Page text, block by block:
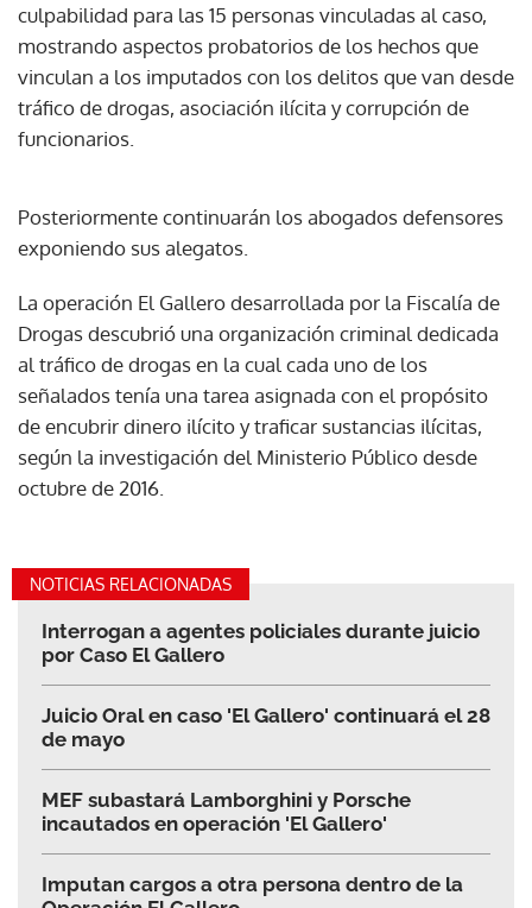
culpabilidad para las 15 personas vinculadas al caso,
mostrando aspectos probatorios de los hechos que
vinculan a los imputados con los delitos que van desde
tráfico de drogas, asociación ilícita y corrupción de
funcionarios.
Posteriormente continuarán los abogados defensores
exponiendo sus alegatos.
La operación El Gallero desarrollada por la Fiscalía de
Drogas descubrió una organización criminal dedicada
al tráfico de drogas en la cual cada uno de los
señalados tenía una tarea asignada con el propósito
de encubrir dinero ilícito y traficar sustancias ilícitas,
según la investigación del Ministerio Público desde
octubre de 2016.
NOTICIAS RELACIONADAS
Interrogan a agentes policiales durante juicio
por Caso El Gallero
Juicio Oral en caso 'El Gallero' continuará el 28
de mayo
MEF subastará Lamborghini y Porsche
incautados en operación 'El Gallero'
Imputan cargos a otra persona dentro de la